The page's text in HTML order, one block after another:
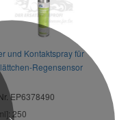
und Kontaktspray für
Regensensor
EP6378490
250